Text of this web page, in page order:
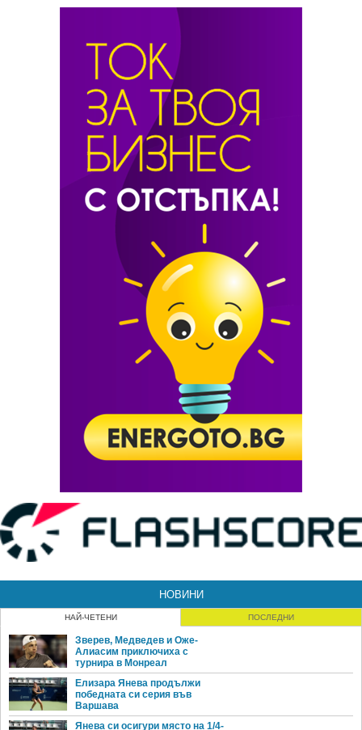
НОВИНИ
НАЙ-ЧЕТЕНИ ПОСЛЕДНИ
Зверев, Медведев и Оже-
Алиасим приключиха с
турнира в Монреал
Елизара Янева продължи
победната си серия във
Варшава
Янева си осигури място на 1/4-